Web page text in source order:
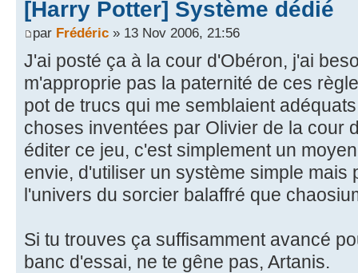
[Harry Potter] Système dédié
par Frédéric » 13 Nov 2006, 21:56
J'ai posté ça à la cour d'Obéron, j'ai
m'approprie pas la paternité de ces
pot de trucs qui me semblaient
choses inventées par Olivier de la cour
éditer ce jeu, c'est simplement un
envie, d'utiliser un système simple mais
l'univers du sorcier balaffré que
Si tu trouves ça suffisamment avancé
banc d'essai, ne te gêne pas, Artanis.